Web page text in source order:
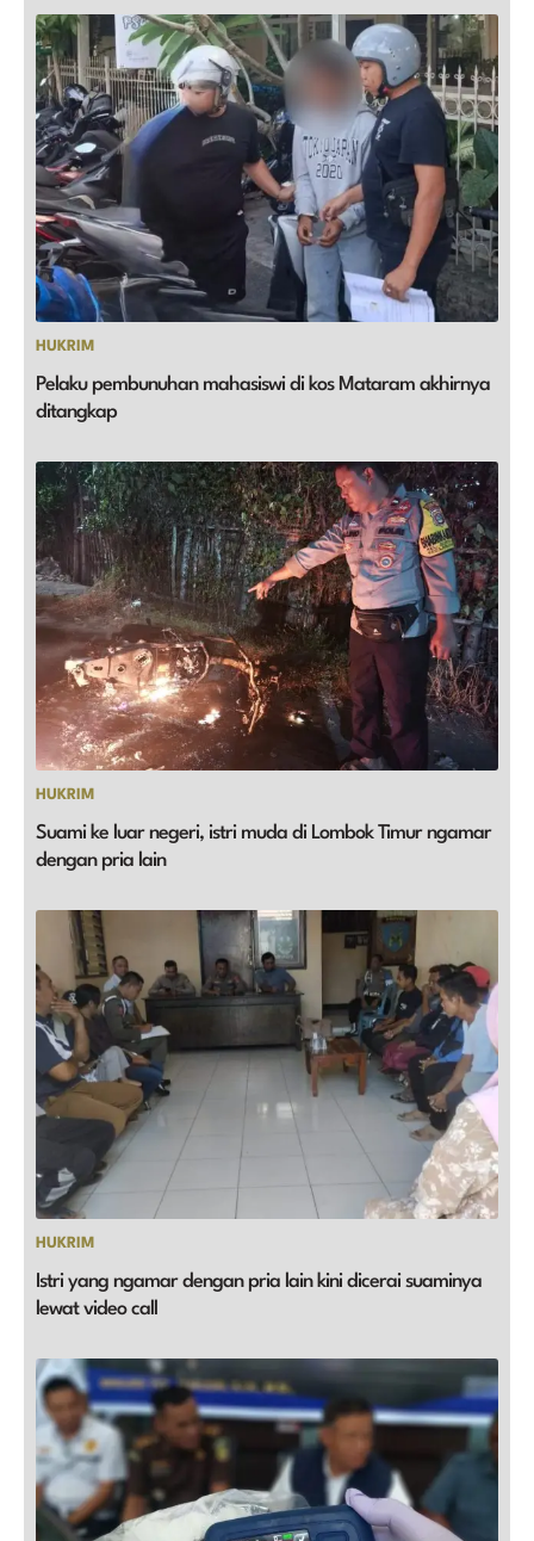
HUKRIM
Pelaku pembunuhan mahasiswi di kos Mataram akhirnya
ditangkap
HUKRIM
Suami ke luar negeri, istri muda di Lombok Timur ngamar
dengan pria lain
HUKRIM
Istri yang ngamar dengan pria lain kini dicerai suaminya
lewat video call